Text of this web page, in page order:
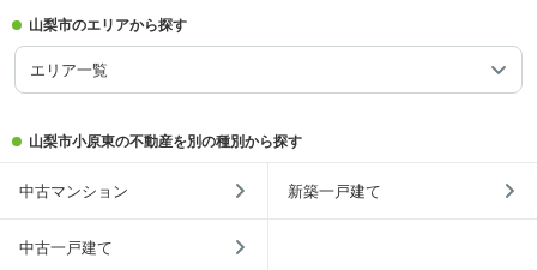
山梨市のエリアから探す
エリア一覧
山梨市小原東の不動産を別の種別から探す
中古マンション 新築一戸建て
中古一戸建て